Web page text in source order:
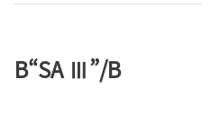
B“SA Ⅲ”/B